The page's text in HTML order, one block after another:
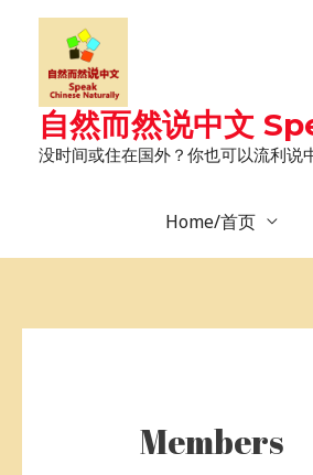
自然而然说中文
没时间或住在国外？你也可以流利说
Home/首页
Members